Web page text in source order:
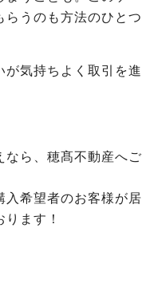
らうのも方法のひとつ
気持ちよく取引を進
なら、穂髙不動産へご
入希望者のお客様が居
ます！